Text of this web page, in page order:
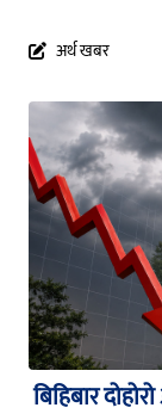
अर्थ खबर
बिहिबार